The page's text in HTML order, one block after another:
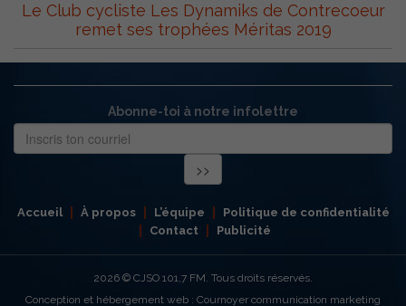
Le Club cycliste Les Dynamiks de Contrecoeur
remet ses trophées Méritas 2019
Abonne-toi à notre infolettre
Accueil À propos L’équipe
Politique de confidentialité
Contact
Publicité
2026 © CJSO 101,7 FM. Tous droits réservés.
Conception et hébergement web : Cournoyer communication marketing